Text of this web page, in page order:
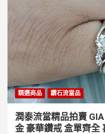
精選商品 鑽石流當品
潤泰流當精品拍賣
金 豪華鑽戒 盒單齊全